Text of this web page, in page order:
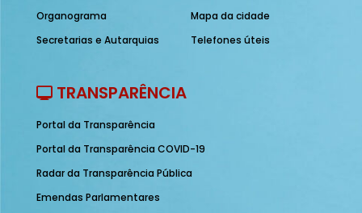
Organograma
Secretarias e Autarquias
Mapa da cidade
Telefones úteis
TRANSPARÊNCIA
Portal da Transparência
Portal da Transparência COVID-19
Radar da Transparência Pública
Emendas Parlamentares